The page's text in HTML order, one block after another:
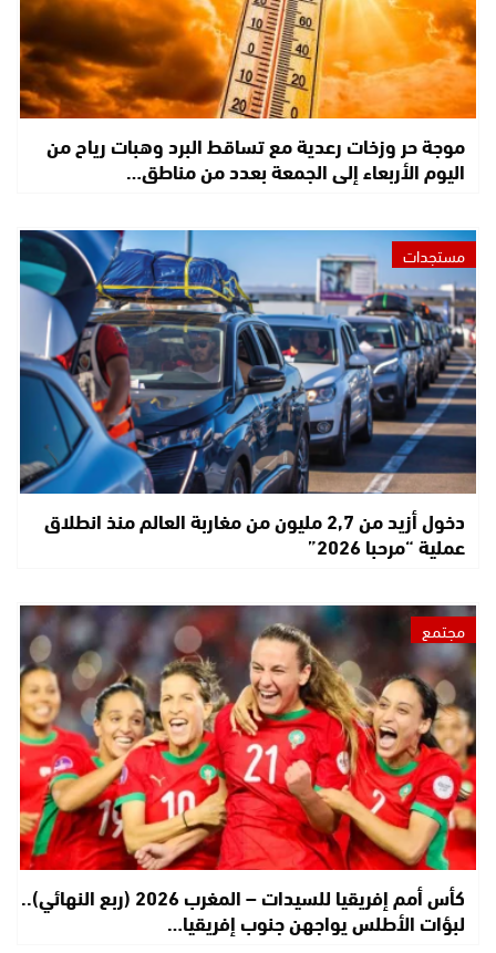
موجة حر وزخات رعدية مع تساقط البرد وهبات رياح من
اليوم الأربعاء إلى الجمعة بعدد من مناطق…
مستجدات
دخول أزيد من 2,7 مليون من مغاربة العالم منذ انطلاق
عملية “مرحبا 2026”
مجتمع
كأس أمم إفريقيا للسيدات – المغرب 2026 (ربع النهائي)..
لبؤات الأطلس يواجهن جنوب إفريقيا…